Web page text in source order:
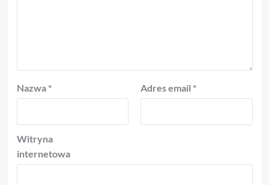
Nazwa * Adres email *
Witryna
internetowa